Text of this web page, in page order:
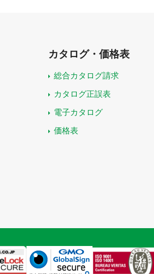
カタログ・価格表
総合カタログ請求
カタログ正誤表
電子カタログ
価格表